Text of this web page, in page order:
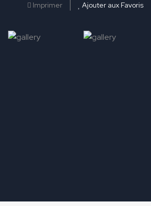
Imprimer Ajouter aux Favoris